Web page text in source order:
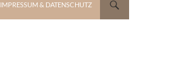
IMPRESSUM & DATENSCHUTZ